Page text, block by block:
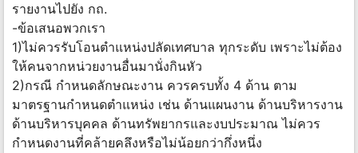
รายงานไปยัง กถ.
-ข้อเสนอพวกเรา
1)ไม่ควรรับโอนตำแหน่งปลัดเทศบาล ทุกระดับ เพราะไม่ต้อง
ให้คนจากหน่วยงานอื่นมานั่งกินหัว
2)กรณี กำหนดลักษณะงาน ควรครบทั้ง 4 ด้าน ตาม
มาตรฐานกำหนดตำแหน่ง เช่น ด้านแผนงาน ด้านบริหารงาน
ด้านบริหารบุคคล ด้านทรัพยากรและงบประมาณ ไม่ควร
กำหนดงานที่คล้ายคลึงหรือไม่น้อยกว่ากึ่งหนึ่ง